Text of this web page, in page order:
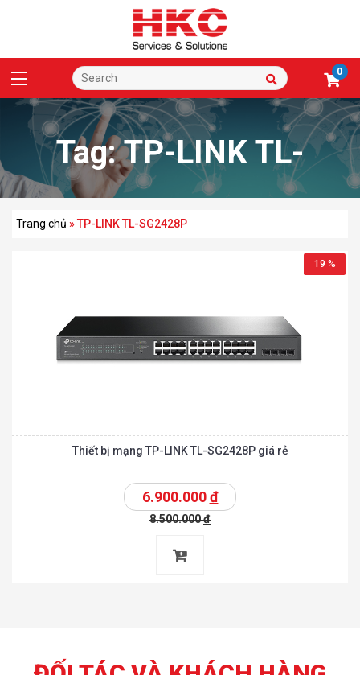
0
Tag:TP-LINK TL-
SG2428P
Trang chủ »TP-LINK TL-SG2428P
19 %
Thiết bị mạng TP-LINK TL-SG2428P giá rẻ
6.900.000đ
8.500.000đ